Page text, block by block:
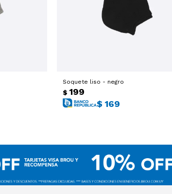
Soquete liso - negro
$ 199
$ 169